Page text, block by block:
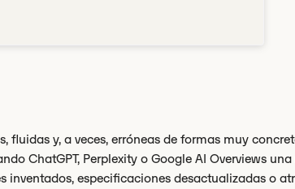
fluidas y, a veces, erróneas de formas muy
ChatGPT, Perplexity o Google AI Overviews
inventados, especificaciones desactualizadas o